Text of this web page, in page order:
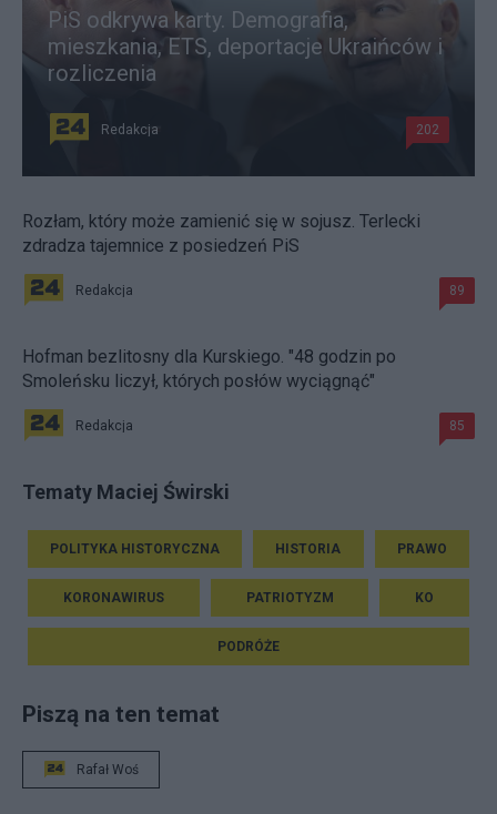
PiS odkrywa karty. Demografia,
mieszkania, ETS, deportacje Ukraińców i
rozliczenia
Redakcja 202
Rozłam, który może zamienić się w sojusz. Terlecki
zdradza tajemnice z posiedzeń PiS
Redakcja 89
Hofman bezlitosny dla Kurskiego. "48 godzin po
Smoleńsku liczył, których posłów wyciągnąć"
Redakcja 85
Tematy Maciej Świrski
POLITYKA HISTORYCZNA HISTORIA PRAWO
KORONAWIRUS PATRIOTYZM KO
PODRÓŻE
Piszą na ten temat
Rafał Woś